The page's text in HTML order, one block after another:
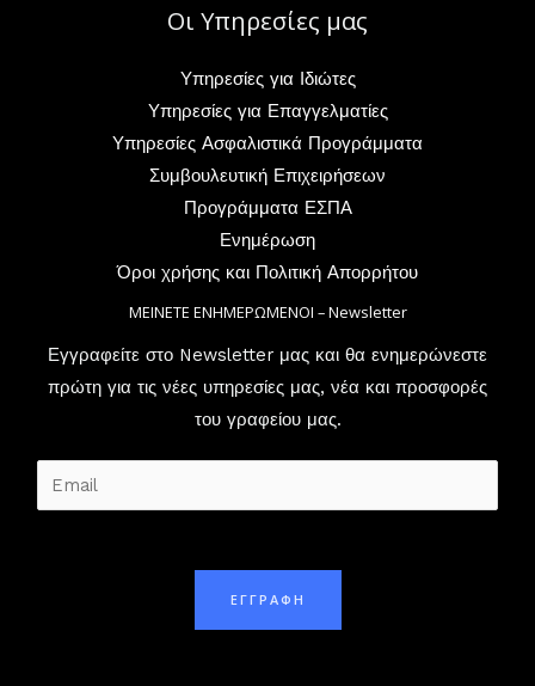
Οι Υπηρεσίες μας
Υπηρεσίες για Ιδιώτες
Υπηρεσίες για Επαγγελματίες
Υπηρεσίες Ασφαλιστικά Προγράμματα
Συμβουλευτική Επιχειρήσεων
Προγράμματα ΕΣΠΑ
Ενημέρωση
Όροι χρήσης και Πολιτική Απορρήτου
ΜΕΙΝΕΤΕ ΕΝΗΜΕΡΩΜΕΝΟΙ – Newsletter
Εγγραφείτε στο Newsletter μας και θα ενημερώνεστε
πρώτη για τις νέες υπηρεσίες μας, νέα και προσφορές
του γραφείου μας.
m
ΕΓΓΡΑΦΗ